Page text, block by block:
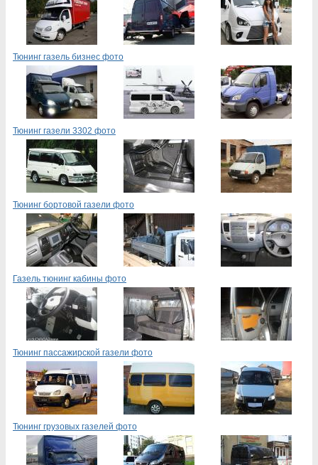
Тюнинг газель бизнес фото
Тюнинг газели 3302 фото
Тюнинг бортовой газели фото
Газель тюнинг кабины фото
Тюнинг пассажирской газели фото
Тюнинг грузовых газелей фото